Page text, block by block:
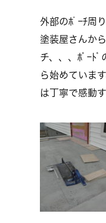
外部のﾎﾟｰﾁ周
塗装屋さんか
チ、、、ﾎﾞｰﾄﾞ
ら始めていま
は丁寧で感動